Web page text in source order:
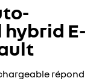
E-
répond